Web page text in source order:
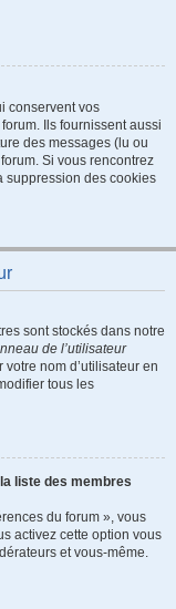
conservent vos
Ils fournissent aussi
des messages (lu ou
Si vous rencontrez
suppression des cookies
sont stockés dans notre
de l’utilisateur
nom d’utilisateur en
tous les
liste des membres
du forum », vous
activez cette option vous
et vous-même.